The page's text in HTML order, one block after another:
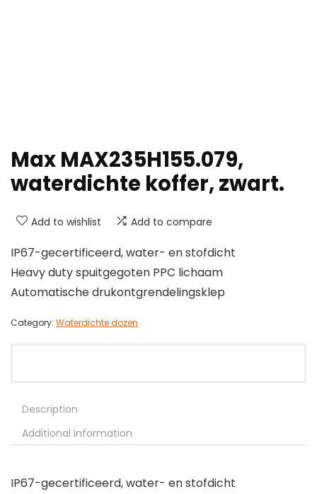
Max MAX235H155.079,
waterdichte koffer, zwart.
Add to wishlist Add to compare
IP67-gecertificeerd, water- en stofdicht
Heavy duty spuitgegoten PPC lichaam
Automatische drukontgrendelingsklep
Category: Waterdichte dozen
Description
Additional information
IP67-gecertificeerd, water- en stofdicht